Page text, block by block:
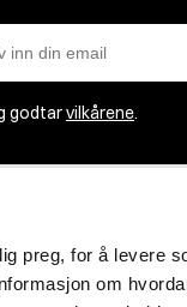
preg, for å levere
om
godtarvilkårene.